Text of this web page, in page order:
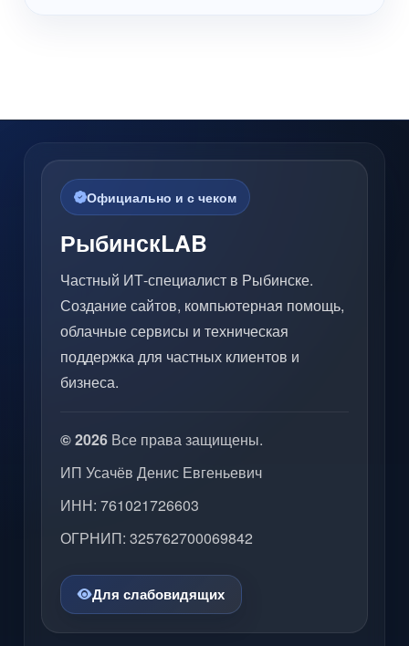
Официально и с чеком
РыбинскLAB
Частный ИТ-специалист в Рыбинске.
Создание сайтов, компьютерная помощь,
облачные сервисы и техническая
поддержка для частных клиентов и
бизнеса.
© 2026 Все права защищены.
ИП Усачёв Денис Евгеньевич
ИНН: 761021726603
ОГРНИП: 325762700069842
Для слабовидящих